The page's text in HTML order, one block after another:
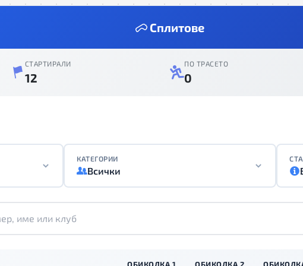
Сплитове
СТАРТИРАЛИ
12
ПО ТРАСЕТО
0
КАТЕГОРИИ
Всички